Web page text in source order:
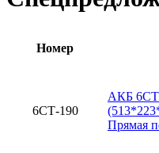
Номер
6СТ-190
АКБ
Прямая